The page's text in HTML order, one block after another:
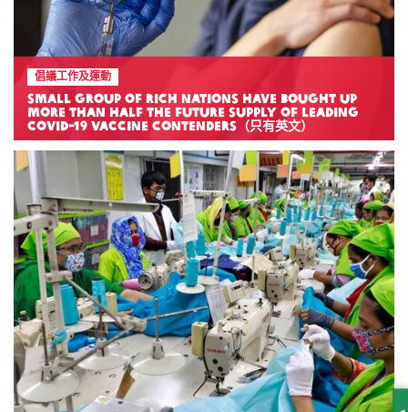
倡議工作及運動
Small group of rich nations have bought up
more than half the future supply of leading
COVID-19 vaccine contenders（只有英文）